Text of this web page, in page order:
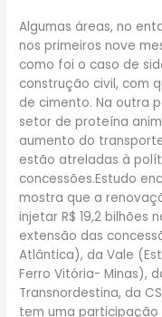
Algumas áreas, no
nos primeiros nove
como foi o caso de
construção civil, com
de cimento. Na outra
setor de proteína
aumento do
estão atreladas à
concessões.Estudo
mostra que a
injetar R$ 19,2 bilhões
extensão das
Atlântica), da Vale
Ferro Vitória- Minas),
Transnordestina, da
tem uma